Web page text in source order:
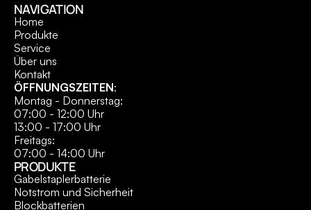
NAVIGATION
Home
Produkte
Service
Über uns
Kontakt
ÖFFNUNGSZEITEN:
Montag - Donnerstag:
07:00 - 12:00 Uhr
13:00 - 17:00 Uhr
Freitags:
07:00 - 14:00 Uhr
PRODUKTE
Gabelstaplerbatterie
Notstrom und Sicherheit
Blockbatterien